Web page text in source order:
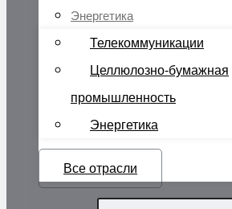
Энергетика
Телекоммуникации
Целлюлозно-бумажная
промышленность
Энергетика
Все отрасли